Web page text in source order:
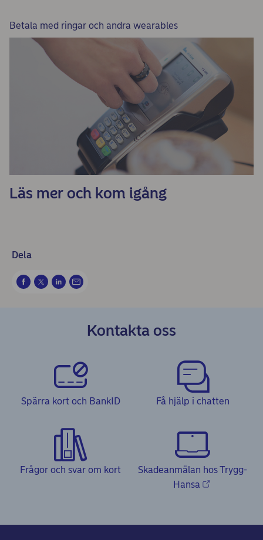
Betala med ringar och andra wearables
Läs mer och kom igång
Dela
Kontakta oss
Spärra kort och BankID Få hjälp i chatten
Frågor och svar om kort
Skadeanmälan hos Trygg-
Hansa